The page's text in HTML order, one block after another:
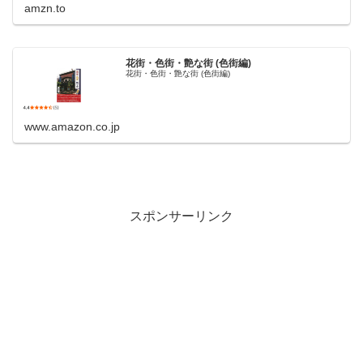
amzn.to
花街・色街・艶な街 (色街編)
花街・色街・艶な街 (色街編)
www.amazon.co.jp
スポンサーリンク